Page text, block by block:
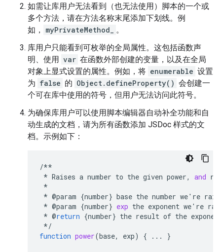
如需让库用户无法看到（也无法使用）脚本的一个或
多个方法，请在方法名称末尾添加下划线。例
如，
myPrivateMethod_
。
库用户只能看到可枚举的全局属性。这包括函数声
明、使用 var 在函数外部创建的变量，以及在全局
对象上显式设置的属性。例如，将 enumerable 设置
为 false 的 Object.defineProperty() 会创建一
个可在库中使用的符号，但用户无法访问此符号。
为确保库用户可以使用脚本编辑器自动补全功能和自
动生成的文档，请为所有函数添加 JSDoc 样式的文
档。示例如下：
/**
* Raises a number to the given power, and
*
* @param {number} base the number we' re
* @param {number} exp the exponent we' re
* @return {number} the result of the
*/
function power(base, exp) { ... }